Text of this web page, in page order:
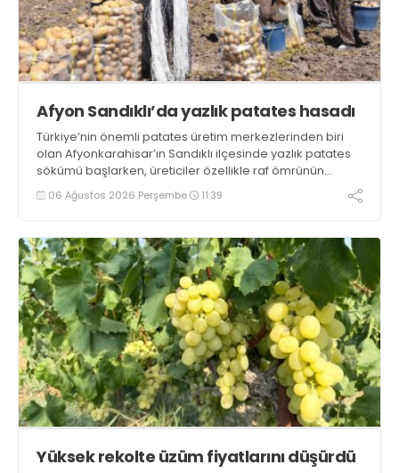
Afyon Sandıklı’da yazlık patates hasadı
Türkiye’nin önemli patates üretim merkezlerinden biri
olan Afyonkarahisar’ın Sandıklı ilçesinde yazlık patates
sökümü başlarken, üreticiler özellikle raf ömrünün
yaklaşık 2 ay olması ve rengi bakımından tüketimde
Sandıklı patatesinin daha fazla tercih edildiğini belirtti
06 Ağustos 2026 Perşembe 11:39
Yüksek rekolte üzüm fiyatlarını düşürdü